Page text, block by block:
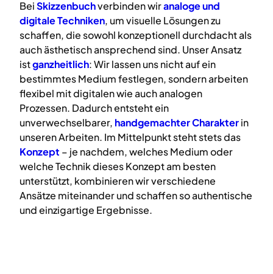
BeiSkizzenbuchverbinden wiranalogeund
digitaleTechniken, um visuelle Lösungen zu
schaffen, die sowohl konzeptionell durchdacht als
auch ästhetisch ansprechend sind. Unser Ansatz
istganzheitlich: Wir lassen uns nicht auf ein
bestimmtes Medium festlegen, sondern arbeiten
flexibel mit digitalen wie auch analogen
Prozessen. Dadurch entsteht ein
unverwechselbarer, handgemachter Charakterin
unseren Arbeiten. Im Mittelpunkt steht stets das
Konzept – je nachdem, welches Medium oder
welche Technik dieses Konzept am besten
unterstützt, kombinieren wir verschiedene
Ansätze miteinander und schaffen so authentische
und einzigartige Ergebnisse.